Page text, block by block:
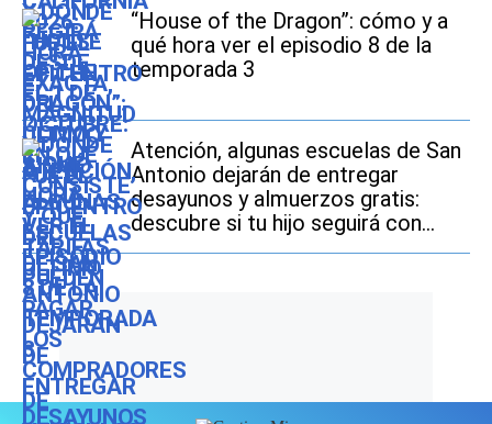
“House of the Dragon”: cómo y a
qué hora ver el episodio 8 de la
temporada 3
Atención, algunas escuelas de San
Antonio dejarán de entregar
desayunos y almuerzos gratis:
descubre si tu hijo seguirá con
este beneficio durante el ciclo